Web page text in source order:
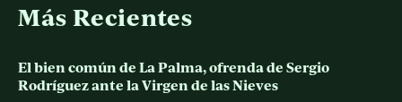
Más Recientes
El bien común de La Palma, ofrenda de Sergio
Rodríguez ante la Virgen de las Nieves